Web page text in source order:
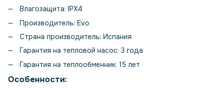
Влагозащита: IPX4
Производитель: Evo
Страна производитель: Испания
Гарантия на тепловой насос: 3 года
Гарантия на теплообменник: 15 лет
Особенности: